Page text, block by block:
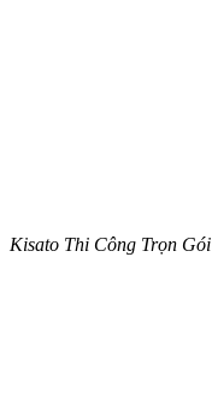
Kisato Thi Công Trọn